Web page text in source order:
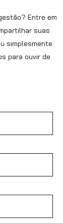
Entre em
suas
simplesmente
para ouvir de